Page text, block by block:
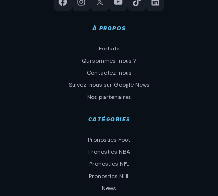
À PROPOS
Forfaits
Qui sommes-nous ?
Contactez-nous
Suivez-nous sur Google News
Nos partenaires
CATÉGORIES
Pronostics Foot
Pronostics NBA
Pronostics NFL
Pronostics NHL
News